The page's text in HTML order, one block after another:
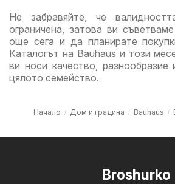
Не забравяйте, че
ограничена, затова ви
още сега и да планирате
Каталогът на Bauhaus и този
ви носи качество, разнообразие
цялото семейство.
Начало Дом и градина Bauhaus
Broshurko